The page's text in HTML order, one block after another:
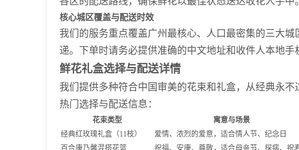
核心城区覆盖与配送时效
我们的服务重点覆盖广州最核心、人口最密集的三大城
递。下单时请务必提供准确的中文地址和收件人本地手
鲜花礼盒选择与配送详情
我们提供多种符合中国审美的花束和礼盒，从经典永
热门选择与配送信息：
花束类型 寓意与场景
经典红玫瑰礼盒（11枝）
爱情、浓烈的爱意，适合情人节、纪念日
百合康乃馨混搭花篮
祝福、安康、尊敬，适合母亲节、探病、祝